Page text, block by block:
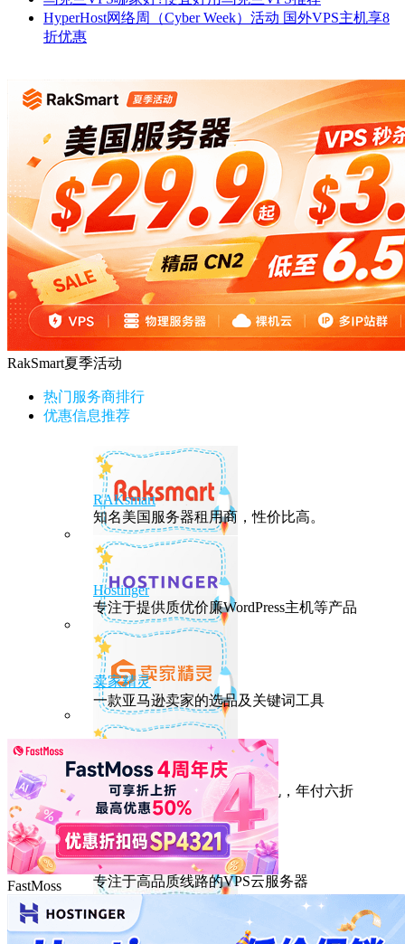
HyperHost网络周（Cyber Week）活动 国外VPS主机享8
折优惠
RakSmart夏季活动
热门服务商排行
优惠信息推荐
RAKsmart
知名美国服务器租用商，性价比高。
Hostinger
专注于提供质优价廉WordPress主机等产品
卖家精灵
一款亚马逊卖家的选品及关键词工具
HostEase
性能出众的高性价比美国主机，年付六折
DMIT
专注于高品质线路的VPS云服务器
FastMoss